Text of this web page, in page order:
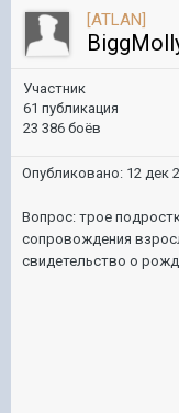
[ATLAN]
Участник
61 публикация
23 386 боёв
Опубликовано: 12 дек
Вопрос: трое
сопровождения
свидетельство о